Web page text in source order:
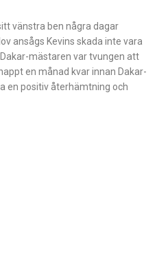
vänstra ben några dagar
ansågs Kevins skada inte vara
mästaren var tvungen att
en månad kvar innan Dakar-
en positiv återhämtning och